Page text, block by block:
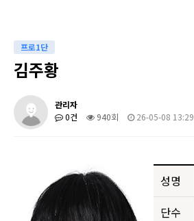
프로1단
김주황
관리자
0건
940회 26-05-08 13:29
성명
단수